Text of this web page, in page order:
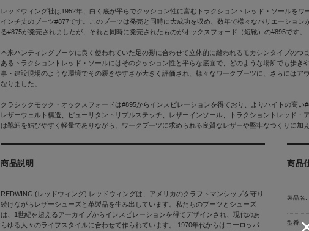
レッドウィング社は1952年、白く底が平らでクッション性に富むトラクショントレッド・ソールを
インチ丈のブーツ#877です。このブーツは発売と同時に大成功を収め、数年で様々なバリエーショ
る#875が発売されましたが、それと同時に発売されたものがオックスフォード（短靴）の#895です。
本来ハンティングブーツに良く使われていた足の形に合わせて立体的に縫われるモカシンタイプの
あるトラクショントレッド・ソールにはそのクッション性と平らな底面で、どのような場所でも歩
事・建設現場のような環境でその履きやすさが大きく評価され、様々なワークブーツに、さらには
なりました。
クラシックモック・オックスフォードは#895からインスピレーションを得ており、よりハイトの高
レザーウェルト構造、ピューリタントリプルステッチ、レザーインソール、トラクショントレッド
は靴紐を結びやすく軽量でありながら、ワークブーツに求められる良質なレザーや堅牢なつくりに加
商品説明
REDWING (レッドウィング) レッドウィングは、アメリカのクラフトマンシップを守り
続けながらレザーシューズと革製品を生み出しています。私たちのブーツとシューズ
は、1世紀を超えるアーカイブからインスピレーションを得てデザインされ、現代のあ
らゆる人々のライフスタイルに合わせて作られています。 1970年代からはヨーロッパ
商品
製品名:
型番: